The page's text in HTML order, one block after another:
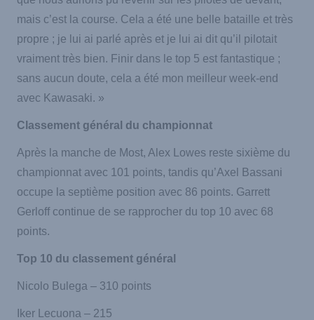
mais c’est la course. Cela a été une belle bataille et très
propre ; je lui ai parlé après et je lui ai dit qu’il pilotait
vraiment très bien. Finir dans le top 5 est fantastique ;
sans aucun doute, cela a été mon meilleur week-end
avec Kawasaki. »
Classement général du championnat
Après la manche de Most, Alex Lowes reste sixième du
championnat avec 101 points, tandis qu’Axel Bassani
occupe la septième position avec 86 points. Garrett
Gerloff continue de se rapprocher du top 10 avec 68
points.
Top 10 du classement général
Nicolo Bulega – 310 points
Iker Lecuona – 215